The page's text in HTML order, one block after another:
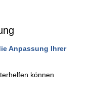
Anpassung Ihrer
können